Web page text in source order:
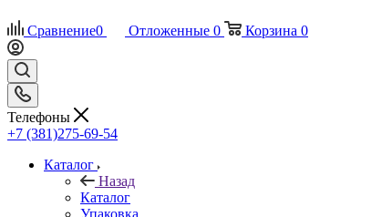
Сравнение0 Отложенные 0 Корзина 0
Телефоны
+7 (381)275-69-54
Каталог
Назад
Каталог
Упаковка